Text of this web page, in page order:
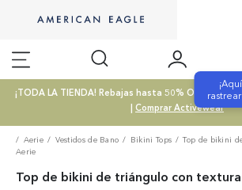
¡TODA LA TIENDA! Rebajas hasta 50% OFF |
| Comprar Activewear
Aerie Vestidos de Bano Bikini Tops
Top de bikini
Aerie
Top de bikini de triángulo con